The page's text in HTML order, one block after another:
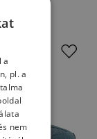
a
pl. a
nem